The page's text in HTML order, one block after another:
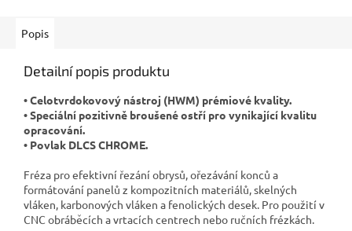
Popis
Detailní popis produktu
• Celotvrdokovový nástroj (HWM) prémiové kvality.
• Speciální pozitivně broušené ostří pro vynikající kvalitu
opracování.
• Povlak DLCS CHROME.
Fréza pro efektivní řezání obrysů, ořezávání konců a
formátování panelů z kompozitních materiálů, skelných
vláken, karbonových vláken a fenolických desek. Pro použití v
CNC obráběcích a vrtacích centrech nebo ručních frézkách.